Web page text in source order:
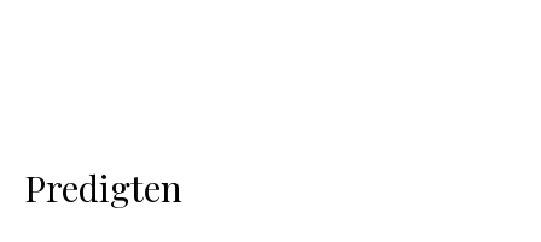
Predigten